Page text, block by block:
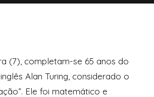
(7), completam-se 65 anos do
Alan Turing, considerado o
Ele foi matemático e